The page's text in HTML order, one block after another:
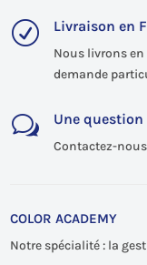
R Livraison en
Nous livrons
demande
w Une question
Contactez-
COLOR ACADEMY
Notre spécialité : la